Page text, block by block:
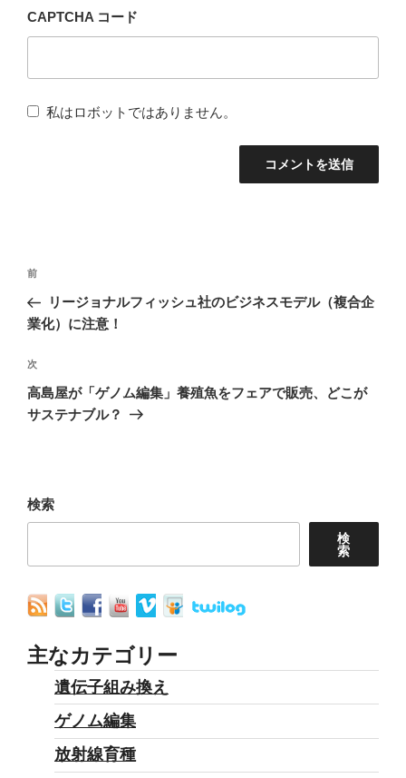
CAPTCHA コード
私はロボットではありません。
投
稿
ナ
ゲ
ー
前
の
投
前
リージョナルフィッシュ社のビジネスモデル（複合企
業化）に注意！
次
の
投
次
高島屋が「ゲノム編集」養殖魚をフェアで販売、どこが
サステナブル？
検索
検
索
主なカテゴリー
遺伝子組み換え
ゲノム編集
放射線育種